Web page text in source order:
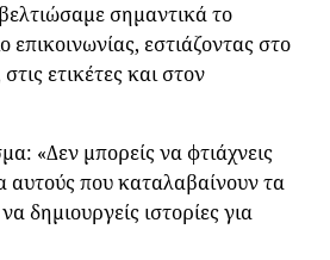
σημαντικά το
επικοινωνίας, εστιάζοντας στο
ετικέτες και στον
«Δεν μπορείς να φτιάχνεις
αυτούς που καταλαβαίνουν τα
δημιουργείς ιστορίες για